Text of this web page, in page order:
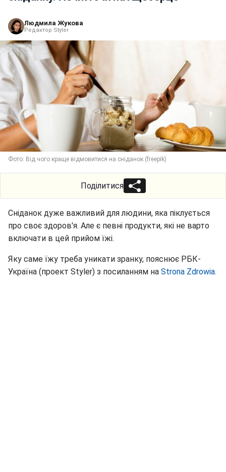
Людмила Жукова
Редактор Styler
Фото: Від чого краще відмовитися на сніданок (freepik)
Поділитися
Сніданок дуже важливий для людини, яка піклується
про своє здоров'я. Але є певні продукти, які не варто
включати в цей прийом їжі.
Яку саме їжу треба уникати зранку, пояснює РБК-
Україна (проект Styler) з посиланням на Strona Zdrowia.